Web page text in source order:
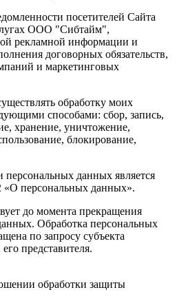
посетителей Сайта
ООО "Сибтайм",
рекламной информации и
договорных обязательств,
и маркетинговых
обработку моих
способами: сбор, запись,
хранение, уничтожение,
блокирование,
данных является
персональных данных».
до момента прекращения
Обработка персональных
по запросу субъекта
представителя.
обработки защиты